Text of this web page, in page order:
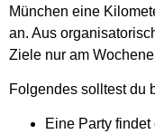
München eine
an. Aus
Ziele nur am
Folgendes solltest du
Eine Party